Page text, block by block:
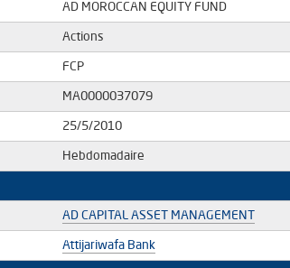
AD MOROCCAN EQUITY FUND
Actions
FCP
MA0000037079
25/5/2010
Hebdomadaire
AD CAPITAL ASSET MANAGEMENT
Attijariwafa Bank